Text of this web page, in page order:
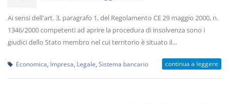
Ai sensi dell'art. 3, paragrafo 1, del Regolamento CE 29 maggio 2000, n.
1346/2000 competenti ad aprire la procedura di insolvenza sono i
giudici dello Stato membro nel cui territorio è situato il...
Economica Impresa Legale Sistema bancario continua a leggere